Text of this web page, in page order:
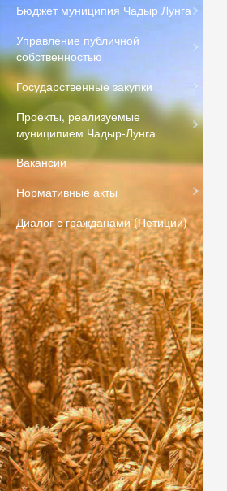
Бюджет муниципия Чадыр Лунга
Управление публичной
собственностью
Государственные закупки
Проекты, реализуемые
муниципием Чадыр-Лунга
Вакансии
Нормативные акты
Диалог с гражданами (Петиции)